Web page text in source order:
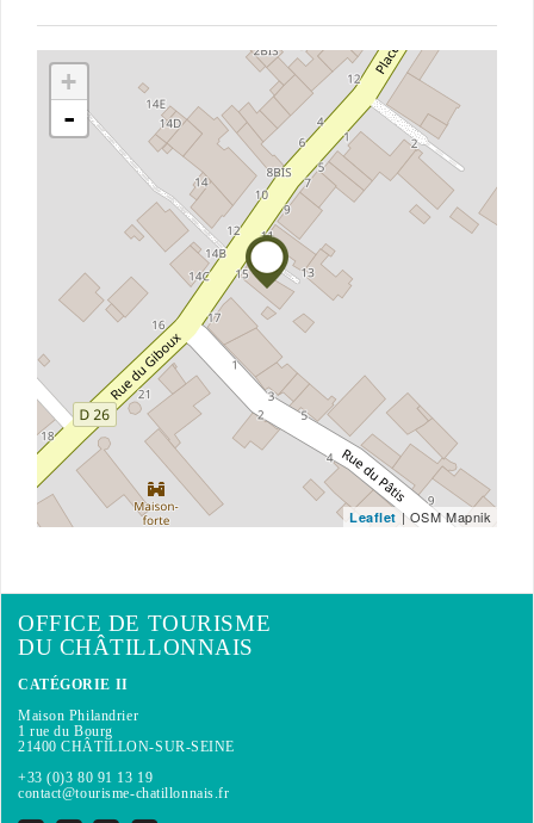
+
-
Leaflet | OSM Mapnik
OFFICE DE TOURISME
DU CHÂTILLONNAIS
CATÉGORIE II
Maison Philandrier
1 rue du Bourg
21400 CHÂTILLON-SUR-SEINE
+33 (0)3 80 91 13 19
contact@tourisme-chatillonnais.fr